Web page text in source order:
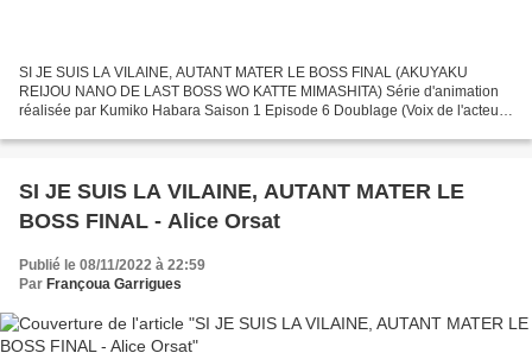
SI JE SUIS LA VILAINE, AUTANT MATER LE BOSS FINAL (AKUYAKU
REIJOU NANO DE LAST BOSS WO KATTE MIMASHITA) Série d'animation
réalisée par Kumiko Habara Saison 1 Episode 6 Doublage (Voix de l'acteur
SI JE SUIS LA VILAINE, AUTANT MATER LE
BOSS FINAL - Alice Orsat
Publié le 08/11/2022 à 22:59
Par Françoua Garrigues